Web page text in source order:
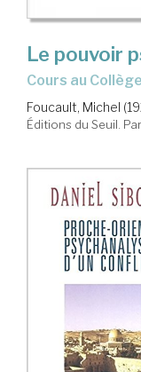
Le pouvoir
cours au
Foucault, Michel
Éditions du Seuil.